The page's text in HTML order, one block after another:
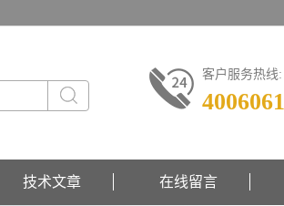
客户服务热线:
技术文章 在线留言